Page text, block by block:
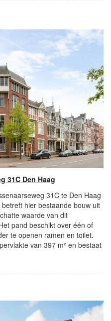
31C Den Haag
31C te Den Haag
hier bestaande bouw uit
waarde van dit
pand beschikt over één of
te openen ramen en toilet.
van 397 m² en bestaat